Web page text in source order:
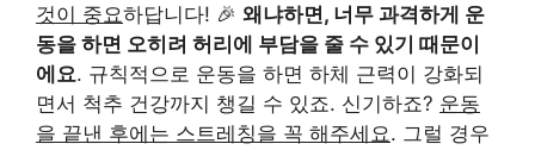
것이 중요하답니다! 🎉 왜냐하면, 너무 과격하게 운
동을 하면 오히려 허리에 부담을 줄 수 있기 때문이
에요. 규칙적으로 운동을 하면 하체 근력이 강화되
면서 척추 건강까지 챙길 수 있죠. 신기하죠? 운동
을 끝낸 후에는 스트레칭을 꼭 해주세요. 그럴 경우